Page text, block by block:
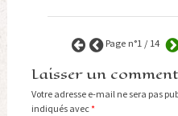
Page n°1 / 14
Laisser un
Votre adresse e-mail ne sera pas
indiqués avec*